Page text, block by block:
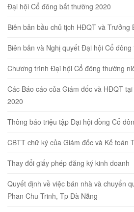
Đại hội Cổ đông bất thường 2020
Biên bản bầu chủ tịch HĐQT và Trưởng
Biên bản và Nghị quyết Đại hội Cổ
Chương trình Đại hội Cổ đông thường
Các Báo cáo của Giám đốc và HĐQT
2020
Thông báo triệu tập Đại hội đồng Cổ
CBTT chữ ký của Giám đốc và Kế toán
Thay đổi giấy phép đăng ký kinh doanh
Quyết định về việc bán nhà và chuyển
Phan Chu Trinh, Tp Đà Nẵng